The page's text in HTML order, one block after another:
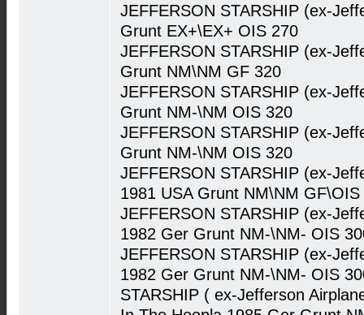
JEFFERSON STARSHIP (ex-
Grunt EX+\EX+ OIS 270
JEFFERSON STARSHIP (ex-
Grunt NM\NM GF 320
JEFFERSON STARSHIP (ex-
Grunt NM-\NM OIS 320
JEFFERSON STARSHIP (ex-
Grunt NM-\NM OIS 320
JEFFERSON STARSHIP (ex-
1981 USA Grunt NM\NM GF\OIS
JEFFERSON STARSHIP (ex-
1982 Ger Grunt NM-\NM- OIS
JEFFERSON STARSHIP (ex-
1982 Ger Grunt NM-\NM- OIS
STARSHIP ( ex-Jefferson